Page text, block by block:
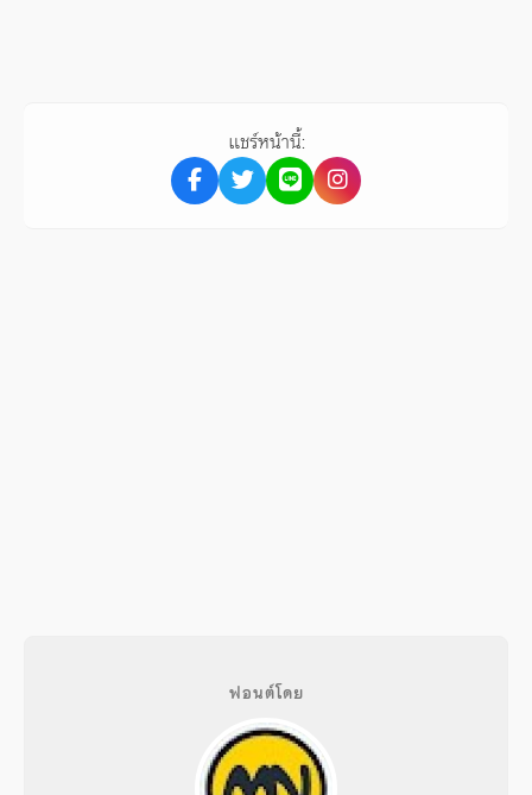
แชร์หน้านี้:
ฟอนต์โดย